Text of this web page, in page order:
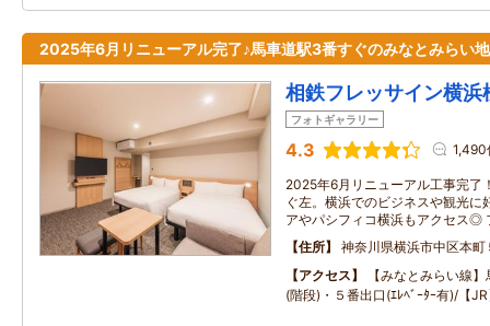
2025年6月リニューアル完了♪馬車道駅3番すぐのみなとみらい
相鉄フレッサイン横浜
フォトギャラリー
4.3 1,490
2025年6月リニューアル工事完了
ぐ左。横浜でのビジネスや観光に
アやパシフィコ横浜もアクセス◎
住所
神奈川県横浜市中区本町
アクセス
【みなとみらい線
(階段)・５番出口(ｴﾚﾍﾞｰﾀｰ有)/【